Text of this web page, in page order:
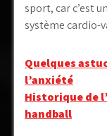
sport, car c’est
système cardio-
de
l’article
Quelques
l’anxiété
Historique de
handball